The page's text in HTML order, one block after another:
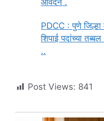
आवेदन .
PDCC : पुणे जिल्हा
शिपाई पदांच्या
..
Post Views: 841